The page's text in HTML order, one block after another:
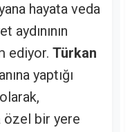
hayata veda
aydınının
ediyor. Türkan
yaptığı
özel bir yere